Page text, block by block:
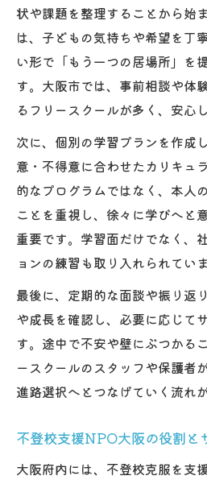
状や課題を整理することから始
は、子どもの気持ちや希望を丁
い形で「もう一つの居場所」を
す。大阪市では、事前相談や体
るフリースクールが多く、安心
次に、個別の学習プランを作成
意・不得意に合わせたカリキュ
的なプログラムではなく、本人
ことを重視し、徐々に学びへと
重要です。学習面だけでなく、
ョンの練習も取り入れられていま
最後に、定期的な面談や振り返
や成長を確認し、必要に応じて
す。途中で不安や壁にぶつかる
ースクールのスタッフや保護者
進路選択へとつなげていく流れ
不登校支援NPO大阪の役割と
大阪府内には、不登校克服を支